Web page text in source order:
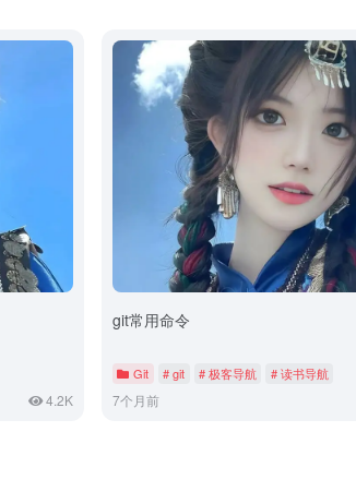
4.2K
git常用命令
Git # git # 极客导航 # 读书导航
7个月前